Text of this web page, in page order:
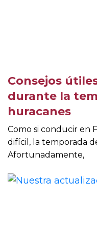
Consejos
durante la
huracanes
Como si conducir en
difícil, la temporada
Afortunadamente,